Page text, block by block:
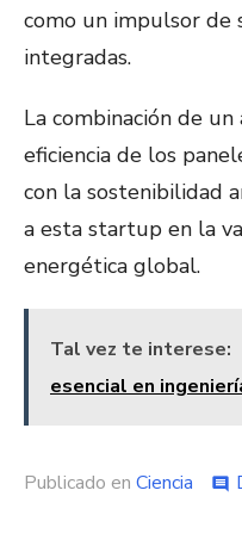
como un impulsor de
integradas.
La combinación de
eficiencia de los
con la sostenibilidad
a esta startup en la
energética global​​.
Tal vez te interese:
esencial en
Publicado en Ciencia comment